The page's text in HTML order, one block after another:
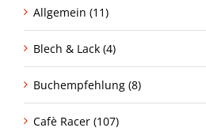
Allgemein (11)
Blech & Lack (4)
Buchempfehlung (8)
Cafè Racer (107)